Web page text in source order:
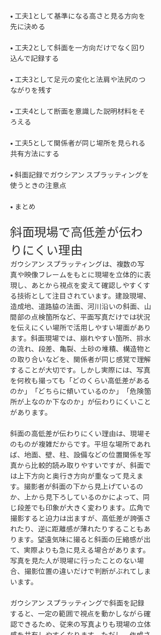
• 工夫1として基準になる高さと見る方向を
• 工夫2として斜面を一方向だけでなく回り
• 工夫3として足元の変化と法肩や法尻のつ
• 工夫4として断面を意識した説明材料をそ
• 工夫5として関係者が同じ場所を見られる
• 斜面記録でガウシアン スプラッティングを
• まとめ
斜面現場で高低差が伝わ
りにくい理由
ガウシアン スプラッティングは、複数の写
真や映像フレームをもとに現場を立体的に表
現し、あとから視点を変えて確認しやすくす
る技術として注目されています。建設現場、
造成地、道路脇の法面、河川沿いの斜面、山
間部の点検箇所など、平面写真だけでは状況
を伝えにくい場所で活用しやすい場面があり
ます。斜面現場では、崩れやすい箇所、排水
の流れ、段差、亀裂、土砂の堆積、構造物と
の取り合いなどを、関係者が同じ感覚で理解
することが大切です。しかし実際には、写真
を何枚も撮っても「どのくらい高低差がある
のか」「どちらに傾いているのか」「危険箇
所が上なのか下なのか」が伝わりにくいこと
があります。
斜面の高低差が伝わりにくい理由は、現場そ
のものが複雑だからです。平坦な場所であれ
ば、地面、壁、柱、設備などの位置関係を写
真から比較的読み取りやすいですが、斜面で
は上下方向と奥行き方向が重なって見えま
す。撮影者が斜面の下から見上げているの
か、上から見下ろしているのかによって、同
じ段差でも印象が大きく変わります。広角で
撮影すると迫力は出ますが、高低差が誇張さ
れたり、逆に距離感が薄れたりすることもあ
ります。望遠気味に撮ると斜面の圧縮感が出
て、実際よりも急に見える場合があります。
写真を見た人が現場に行ったことのない場
合、撮影位置の違いだけで判断がぶれてしま
います。
ガウシアン スプラッティングで斜面を記録
すると、一定の範囲で視点を動かしながら確
認できるため、従来の写真よりも現場の立体